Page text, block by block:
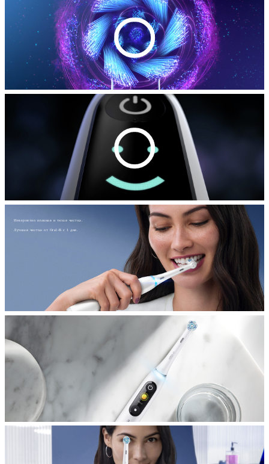
Невероятно плавная и тихая чистка.
Лучшая чистка от Oral-B с 1 дня.